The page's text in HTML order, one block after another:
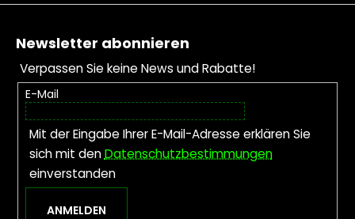
Fußzeile
Newsletter abonnieren
Verpassen Sie keine News und Rabatte!
E-Mail
Mit der Eingabe Ihrer E-Mail-Adresse erklären Sie
sich mit denDatenschutzbestimmungen
einverstanden
ANMELDEN